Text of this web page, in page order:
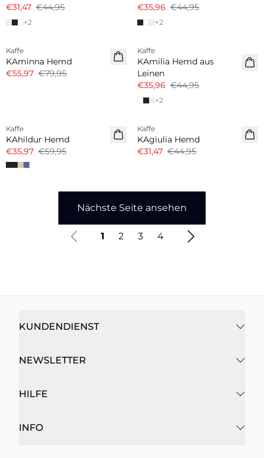
€31,47 €44,95
+2
€35,96 €44,95
+2
Kaffe
KAminna Hemd
€55,97 €79,95
Leinenmix
Kaffe
KAmilia Hemd aus
Leinen
€35,96 €44,95
+2
Kaffe
KAhildur Hemd
€35,97 €59,95
Kaffe
KAgiulia Hemd
€31,47 €44,95
Nächste Seite ansehen
1 2 3 4
KUNDENDIENST
NEWSLETTER
HILFE
INFO